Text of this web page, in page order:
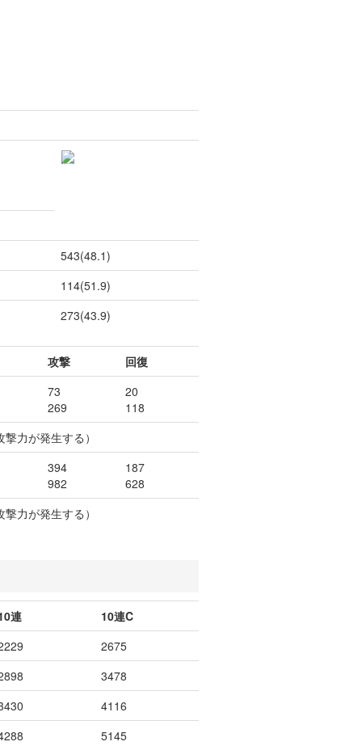
543(48.1)
114(51.9)
273(43.9)
攻撃
回復
73
269
20
118
力が発生する）
394
982
187
628
力が発生する）
連
10連C
2675
3478
4116
5145